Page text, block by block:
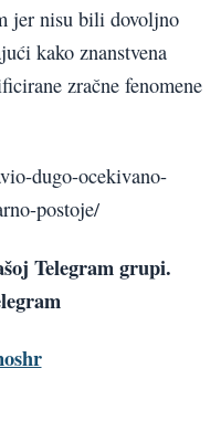
jer nisu bili dovoljno
kako znanstvena
zračne fenomene
dugo-ocekivano-
postoje/
Telegram grupi.